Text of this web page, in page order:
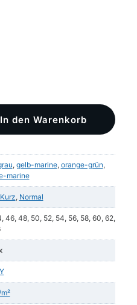
In den Warenkorb
, gelb-marine, orange-grün,
marine
Kurz, Normal
46, 48, 50, 52, 54, 56, 58, 60, 62,